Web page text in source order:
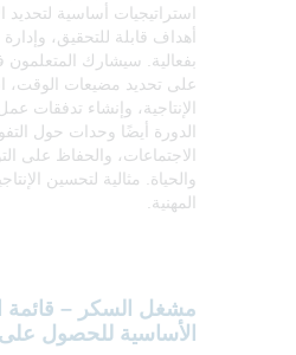
استراتيجيات أساسية لتحديد
أهداف قابلة للتحقيق،
بفعالية. سيشارك
على تحديد مضيعات الوقت،
الإنتاجية، وإنشاء تدفقات
الدورة أيضًا وحدات حول
الاجتماعات، والحفاظ على
والحياة. مثالية لتحسين
المهنية.
مشغل السكر – قائمة
الأساسية للحصول